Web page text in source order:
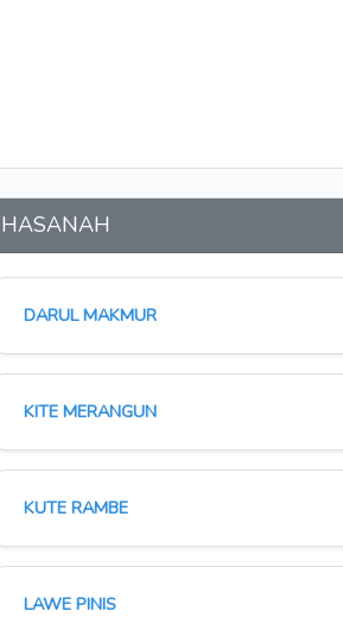
DARUL MAKMUR
KITE MERANGUN
KUTE RAMBE
LAWE PINIS